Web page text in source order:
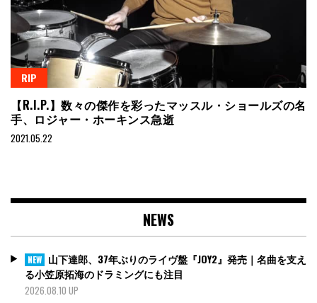
RIP
【R.I.P.】数々の傑作を彩ったマッスル・ショールズの名
手、ロジャー・ホーキンス急逝
2021.05.22
NEWS
NEW 山下達郎、37年ぶりのライヴ盤『JOY2』発売｜名曲を支え
る小笠原拓海のドラミングにも注目
2026.08.10 UP